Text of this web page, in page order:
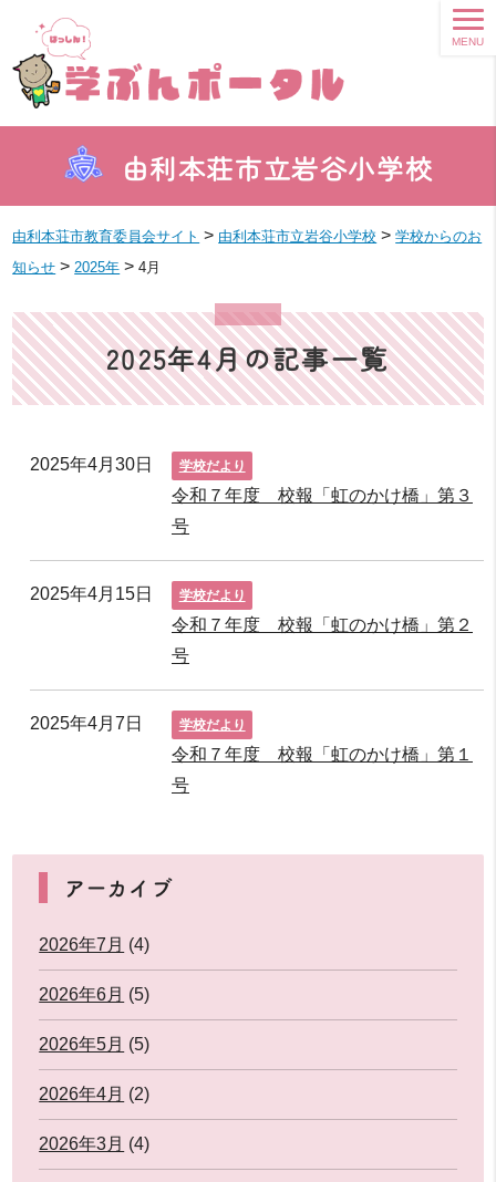
由利本荘市立岩谷小学校
MENU
由利本荘市教育委員会サイト > 由利本荘市立岩谷小学校 >学校からのお
知らせ > 2025年 >4月
2025年4月の記事一覧
2025年4月30日 学校だより
令和７年度 校報「虹のかけ橋」第３
号
2025年4月15日 学校だより
令和７年度 校報「虹のかけ橋」第２
号
2025年4月7日 学校だより
令和７年度 校報「虹のかけ橋」第１
号
アーカイブ
2026年7月 (4)
2026年6月 (5)
2026年5月 (5)
2026年4月 (2)
2026年3月 (4)